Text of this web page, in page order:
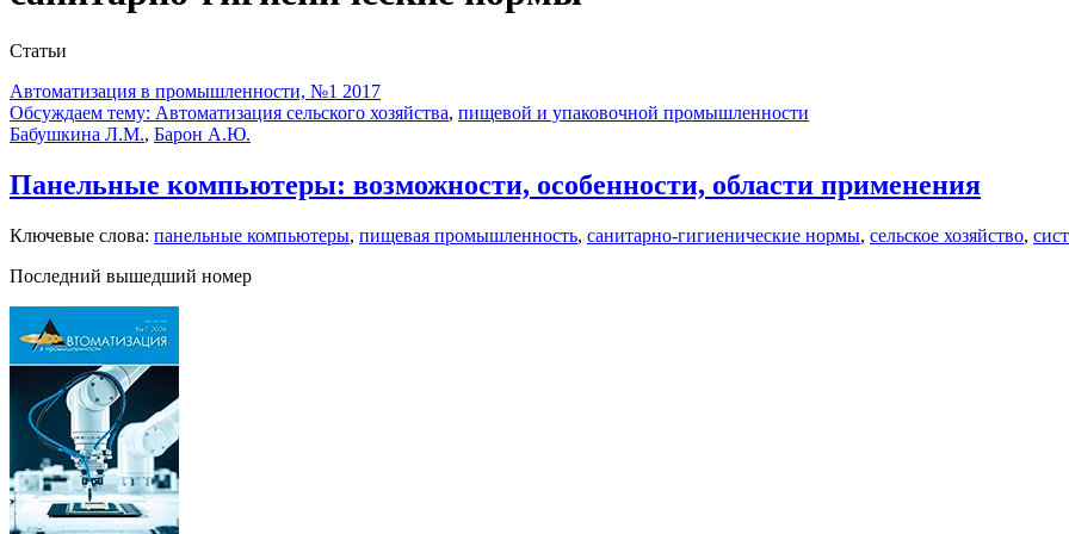
Статьи
Автоматизация в промышленности, №1 2017
Обсуждаем тему: Автоматизация сельского хозяйства, пищевой и упаковочной промышленности
Бабушкина Л.М., Барон А.Ю.
Панельные компьютеры: возможности, особенности, области применения
Ключевые слова: панельные компьютеры, пищевая промышленность, санитарно-гигиенические нормы, сельское хозяйство,
Последний вышедший номер